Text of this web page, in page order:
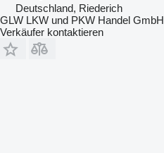
Deutschland, Riederich
GLW LKW und PKW Handel GmbH
Verkäufer kontaktieren